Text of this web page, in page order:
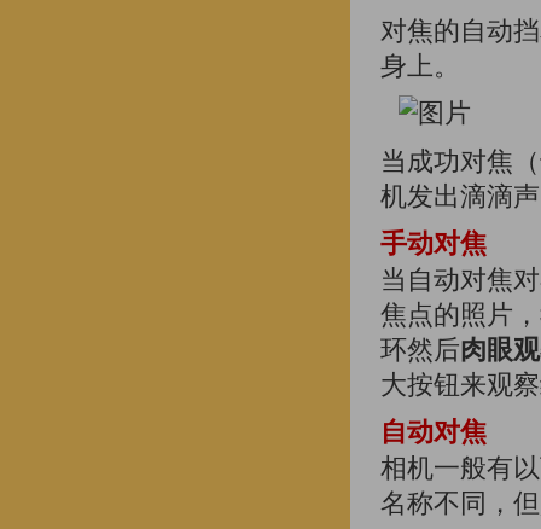
对焦的自动
身上。
当成功对焦
机发出滴滴
手动对焦
当自动对焦
焦点的照片
环然后肉眼
大按钮来观
自动对焦
相机一般有
名称不同，